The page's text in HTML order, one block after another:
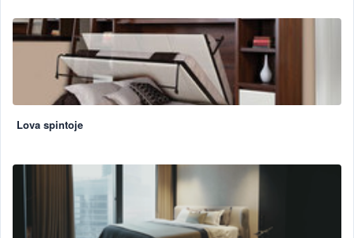
Lova spintoje